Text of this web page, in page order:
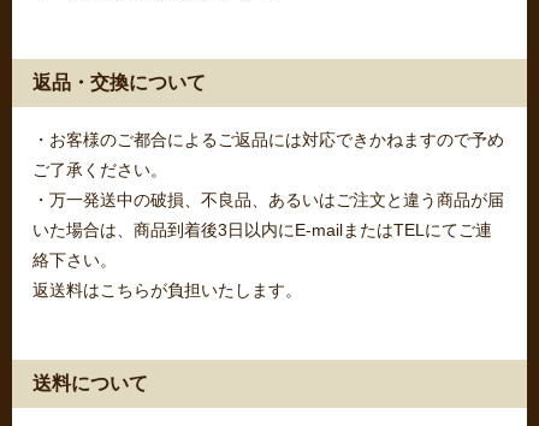
返品・交換について
・お客様のご都合によるご返品には対応できかねますので予め
ご了承ください。
・万一発送中の破損、不良品、あるいはご注文と違う商品が届
いた場合は、商品到着後3日以内にE-mailまたはTELにてご連
絡下さい。
返送料はこちらが負担いたします。
送料について